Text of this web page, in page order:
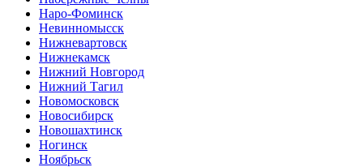
Наро-Фоминск
Невинномысск
Нижневартовск
Нижнекамск
Нижний Новгород
Нижний Тагил
Новомосковск
Новосибирск
Новошахтинск
Ногинск
Ноябрьск